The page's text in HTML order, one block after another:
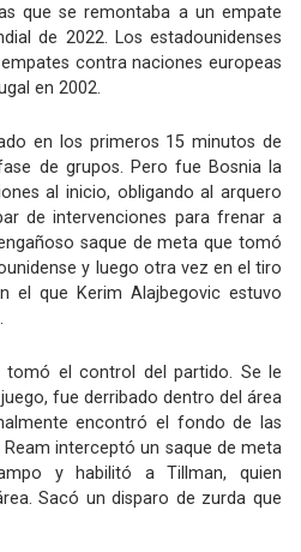
que se remontaba a un empate
de 2022. Los estadounidenses
contra naciones europeas
en 2002.
en los primeros 15 minutos de
de grupos. Pero fue Bosnia la
al inicio, obligando al arquero
de intervenciones para frenar a
saque de meta que tomó
y luego otra vez en el tiro
el que Kerim Alajbegovic estuvo
tomó el control del partido. Se le
fue derribado dentro del área
encontró el fondo de las
interceptó un saque de meta
y habilitó a Tillman, quien
Sacó un disparo de zurda que